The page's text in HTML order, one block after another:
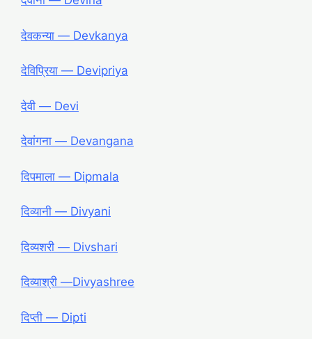
देवकन्या ― Devkanya
देविप्रिया ― Devipriya
देवी ― Devi
देवांगना ― Devangana
दिपमाला ― Dipmala
दिव्यानी ― Divyani
दिव्यशरी ― Divshari
दिव्याश्री ―Divyashree
दिप्ती ― Dipti